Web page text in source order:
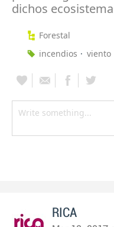
dichos
Forestal
incendios
viento
RICA